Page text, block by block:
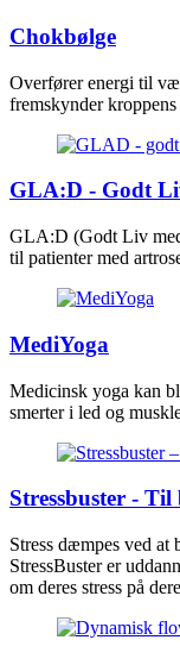
Chokbølge
Overfører energi til
fremskynder kroppens
GLA:D - Godt
GLA:D (Godt Liv
til patienter med
MediYoga
Medicinsk yoga kan
smerter i led og
Stressbuster -
Stress dæmpes ved at
StressBuster er
om deres stress på